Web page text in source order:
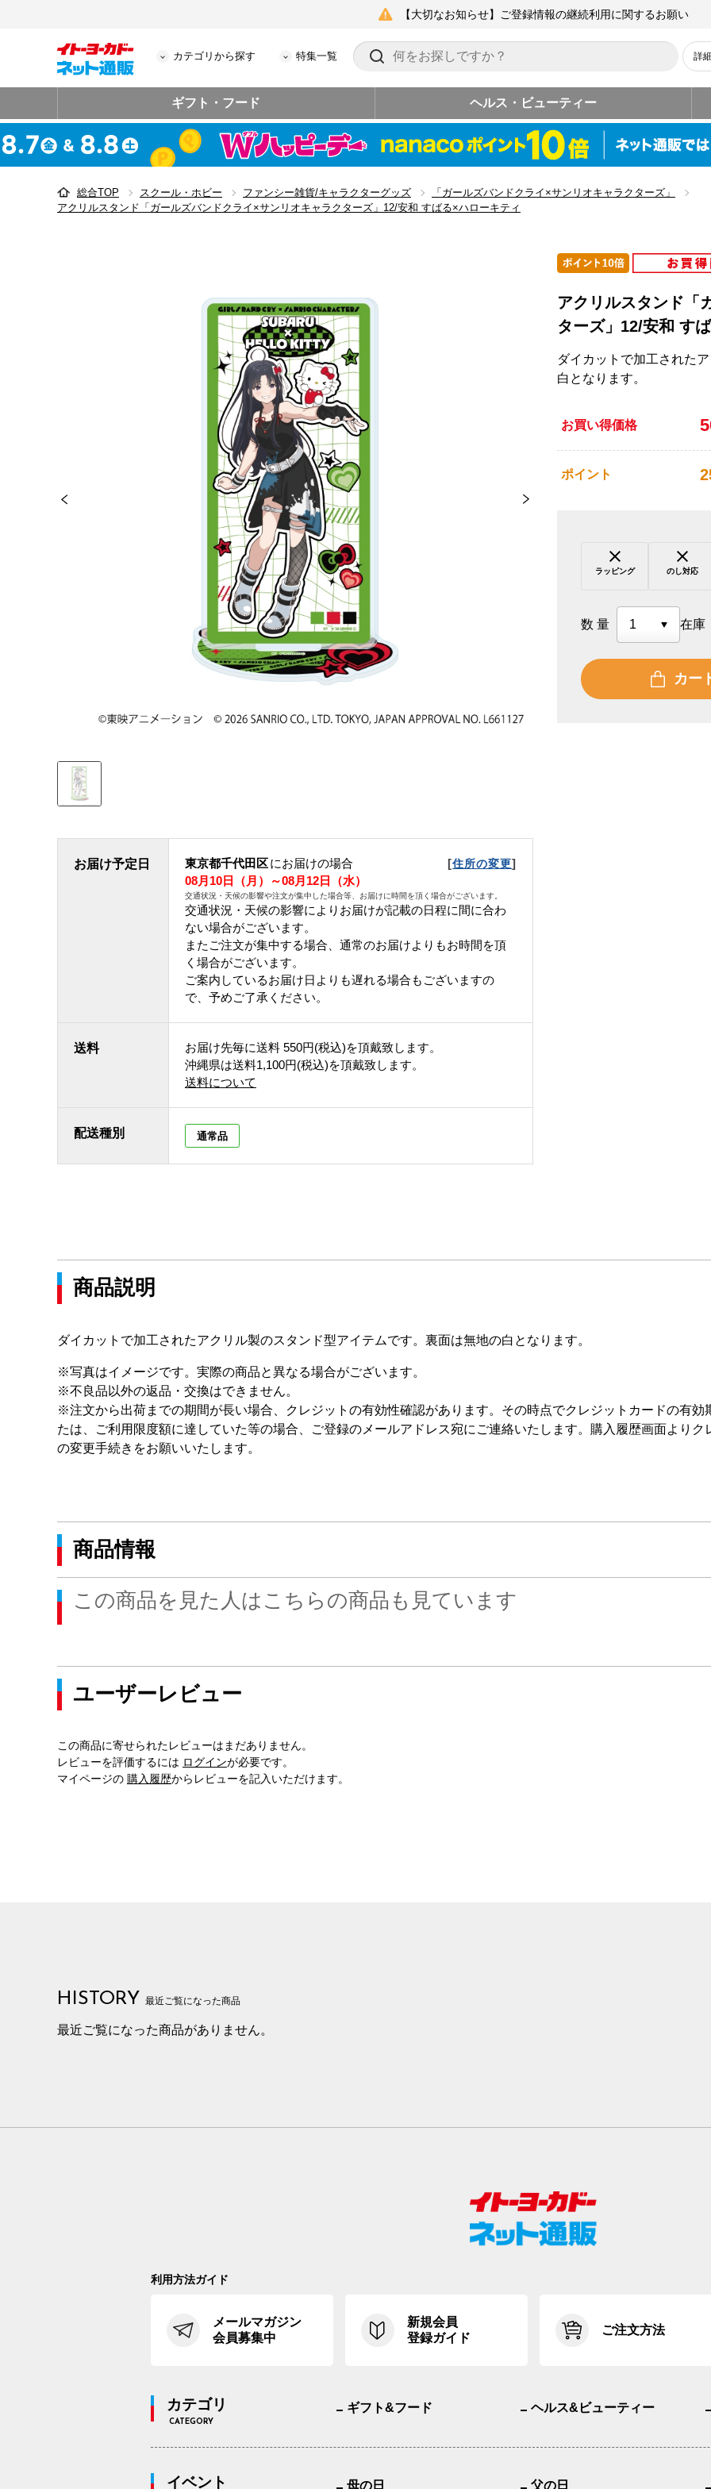
【大切なお知らせ】ご登録情報の継続利用に関するお願い
カテゴリから探す 特集一覧 詳
ギフト・フード ヘルス・ビューティー
総合TOP スクール・ホビー ファンシー雑貨/キャラクターグッズ
「ガールズバンドクライ×サンリオキャラクターズ」
アクリルスタンド「ガールズバンドクライ×サンリオキャラクターズ」12/安和 すばる×ハローキティ
お届け予定日 東京都千代田区にお届けの場合 [住所の変更]
08月10日（月）～08月12日（水）
交通状況・天候の影響や注文が集中した場合等、お届けに時間を頂く場合がございます。
交通状況・天候の影響によりお届けが記載の日程に間に合わ
ない場合がございます。
またご注文が集中する場合、通常のお届けよりもお時間を頂
く場合がございます。
ご案内しているお届け日よりも遅れる場合もございますの
で、予めご了承ください。
送料 お届け先毎に送料 550円(税込)を頂戴致します。
沖縄県は送料1,100円(税込)を頂戴致します。
送料について
配送種別 通常品
アクリルスタンド「
ターズ」12/安和 す
ダイカットで加工された
白となります。
お買い得価格
ポイント
ラッピング のし対応
数量 在庫
カー
商品説明
ダイカットで加工されたアクリル製のスタンド型アイテムです。裏面は無地の白となります。
※写真はイメージです。実際の商品と異なる場合がございます。
※不良品以外の返品・交換はできません。
※注文から出荷までの期間が長い場合、クレジットの有効性確認があります。その時点でクレジットカードの有効
たは、ご利用限度額に達していた等の場合、ご登録のメールアドレス宛にご連絡いたします。購入履歴画面よりク
の変更手続きをお願いいたします。
商品情報
この商品を見た人はこちらの商品も見ています
ユーザーレビュー
この商品に寄せられたレビューはまだありません。
レビューを評価するには ログインが必要です。
マイページの 購入履歴からレビューを記入いただけます。
HISTORY 最近ご覧になった商品
最近ご覧になった商品がありません。
利用方法ガイド
メールマガジン
会員募集中
新規会員
登録ガイド
ご注文方法
カテゴリ
CATEGORY
ギフト&フード ヘルス&ビューティー
イベント 母の日 父の日